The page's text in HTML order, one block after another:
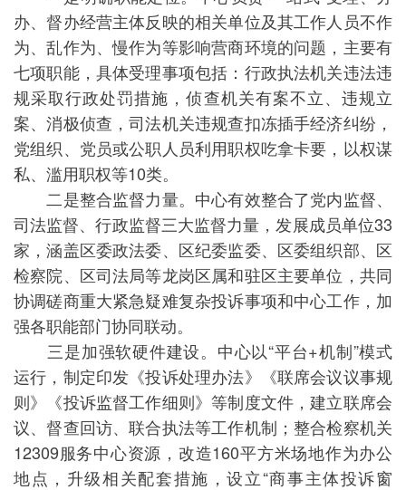
办、督办经营主体反映的相关单位及其工作人员不作
为、乱作为、慢作为等影响营商环境的问题，主要有
七项职能，具体受理事项包括：行政执法机关违法违
规采取行政处罚措施，侦查机关有案不立、违规立
案、消极侦查，司法机关违规查扣冻插手经济纠纷，
党组织、党员或公职人员利用职权吃拿卡要，以权谋
私、滥用职权等10类。
二是整合监督力量。中心有效整合了党内监督、
司法监督、行政监督三大监督力量，发展成员单位33
家，涵盖区委政法委、区纪委监委、区委组织部、区
检察院、区司法局等龙岗区属和驻区主要单位，共同
协调磋商重大紧急疑难复杂投诉事项和中心工作，加
强各职能部门协同联动。
三是加强软硬件建设。中心以“平台+机制”模式
运行，制定印发《投诉处理办法》《联席会议议事规
则》《投诉监督工作细则》等制度文件，建立联席会
议、督查回访、联合执法等工作机制；整合检察机关
12309服务中心资源，改造160平方米场地作为办公
地点，升级相关配套措施，设立“商事主体投诉窗